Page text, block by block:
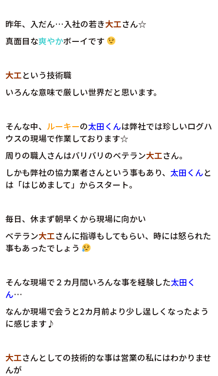
昨年、入だん…入社の若き大工さん☆
真面目な爽やかボーイです
大工という技術職
いろんな意味で厳しい世界だと思います。
そんな中、 ルーキーの太田くんは弊社では珍しいログハ
ウスの現場で作業しております☆
周りの職人さんはバリバリのベテラン大工さん。
しかも弊社の協力業者さんという事もあり、 太田くんと
は「はじめまして」からスタート。
毎日、休まず朝早くから現場に向かい
ベテラン大工さんに指導もしてもらい、時には怒られた
事もあったでしょう
そんな現場で２カ月間いろんな事を経験した太田く
ん…
なんか現場で会うと2カ月前より少し逞しくなったよう
に感じます♪
大工さんとしての技術的な事は営業の私にはわかりませ
んが